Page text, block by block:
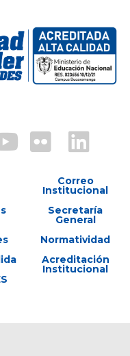
Correo
Institucional
Secretaría
General
Normatividad
Acreditación
Institucional